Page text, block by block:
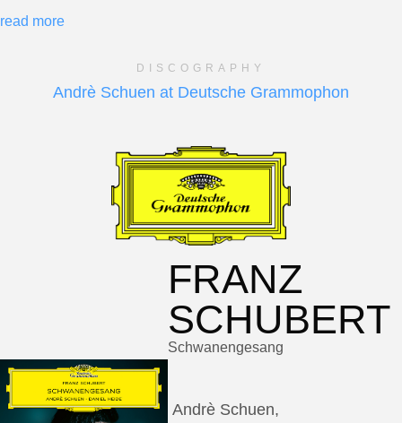
read more
DISCOGRAPHY
Andrè Schuen at Deutsche Grammophon
FRANZ
SCHUBERT
Schwanengesang
Andrè Schuen,